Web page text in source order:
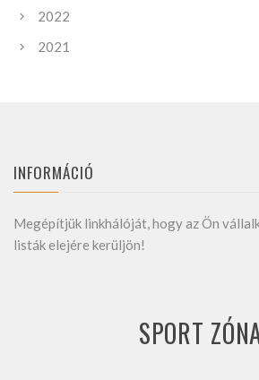
2022
2021
INFORMÁCIÓ
Megépítjük linkhálóját, hogy az Ön
listák elejére kerüljön!
SPORT